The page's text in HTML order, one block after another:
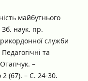
майбутнього
наук. пр.
служби
та
–
(67). – С. 24-30.